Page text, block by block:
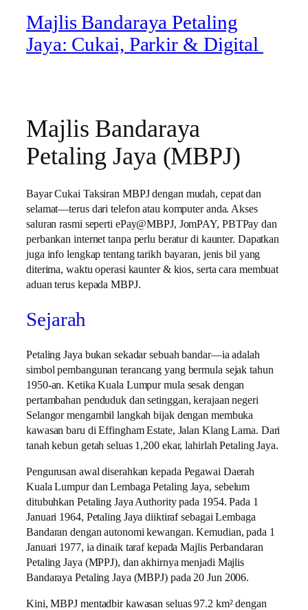
Majlis Bandaraya Petaling
Jaya: Cukai, Parkir & Digital
Majlis Bandaraya
Petaling Jaya (MBPJ)
Bayar Cukai Taksiran MBPJ dengan mudah, cepat dan
selamat—terus dari telefon atau komputer anda. Akses
saluran rasmi seperti ePay@MBPJ, JomPAY, PBTPay dan
perbankan internet tanpa perlu beratur di kaunter. Dapatkan
juga info lengkap tentang tarikh bayaran, jenis bil yang
diterima, waktu operasi kaunter & kios, serta cara membuat
aduan terus kepada MBPJ.
Sejarah
Petaling Jaya bukan sekadar sebuah bandar—ia adalah
simbol pembangunan terancang yang bermula sejak tahun
1950-an. Ketika Kuala Lumpur mula sesak dengan
pertambahan penduduk dan setinggan, kerajaan negeri
Selangor mengambil langkah bijak dengan membuka
kawasan baru di Effingham Estate, Jalan Klang Lama. Dari
tanah kebun getah seluas 1,200 ekar, lahirlah Petaling Jaya.
Pengurusan awal diserahkan kepada Pegawai Daerah
Kuala Lumpur dan Lembaga Petaling Jaya, sebelum
ditubuhkan Petaling Jaya Authority pada 1954. Pada 1
Januari 1964, Petaling Jaya diiktiraf sebagai Lembaga
Bandaran dengan autonomi kewangan. Kemudian, pada 1
Januari 1977, ia dinaik taraf kepada Majlis Perbandaran
Petaling Jaya (MPPJ), dan akhirnya menjadi Majlis
Bandaraya Petaling Jaya (MBPJ) pada 20 Jun 2006.
Kini, MBPJ mentadbir kawasan seluas 97.2 km² dengan